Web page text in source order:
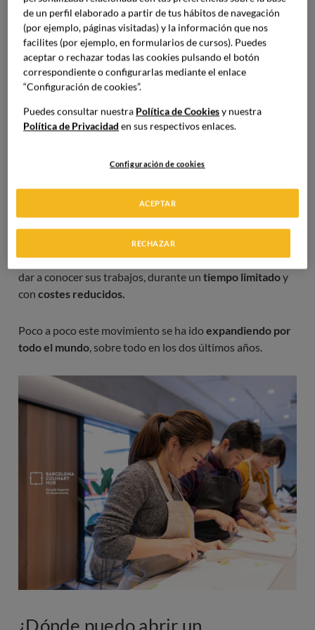
El origen de los restaurantes pop-up
El origen de esteconcepto gastronómico revolucionario
se encuentra en
EEUU e Inglaterra en el 2006.
Los restaurantes pop-up empezaron como una
alternativa para diseñadores y talentosos chefs que
intentaban hacerse un hueco en su sector y querían dar a
pocos recursos económicospara invertir en un local y
asumir los costes que este requiere. Para ello, buscaron
alternativas, alternativas menos costosas que les
permitieran alcanzar sus objetivos. Fue en ese momento
cuando surgió elconcepto pop-up,tiendas físicaspara
dar a conocer sus trabajos, durante un tiempo limitadoy
con costes reducidos.
Poco a poco este movimiento se ha idoexpandiendo por
todo el mundo , sobre todo en los dos últimos años.
¿Dónde puedo abrir un
de un perfil elaborado a partir de tus hábitos de navegación
(por ejemplo, páginas visitadas) y la información que nos
facilites (por ejemplo, en formularios de cursos). Puedes
aceptar o rechazar todas las cookies pulsando el botón
correspondiente o configurarlas mediante el enlace
“Configuración de cookies”.
Puedes consultar nuestra Política de Cookiesy nuestra
Política de Privacidad en sus respectivos enlaces.
Configuración de cookies
RECHAZAR
ACEPTAR